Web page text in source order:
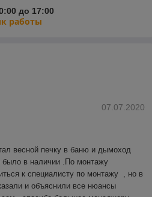
до 17:00
работы
07.07.2020
весной печку в баню и дымоход
было в наличии .По монтажу
к специалисту по монтажу  , но в
и объяснили все нюансы